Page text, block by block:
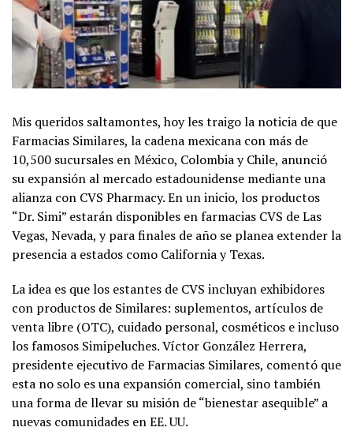
Mis queridos saltamontes, hoy les traigo la noticia de que
Farmacias Similares, la cadena mexicana con más de
10,500 sucursales en México, Colombia y Chile, anunció
su expansión al mercado estadounidense mediante una
alianza con CVS Pharmacy. En un inicio, los productos
“Dr. Simi” estarán disponibles en farmacias CVS de Las
Vegas, Nevada, y para finales de año se planea extender la
presencia a estados como California y Texas.
La idea es que los estantes de CVS incluyan exhibidores
con productos de Similares: suplementos, artículos de
venta libre (OTC), cuidado personal, cosméticos e incluso
los famosos Simipeluches. Víctor González Herrera,
presidente ejecutivo de Farmacias Similares, comentó que
esta no solo es una expansión comercial, sino también
una forma de llevar su misión de “bienestar asequible” a
nuevas comunidades en EE. UU.